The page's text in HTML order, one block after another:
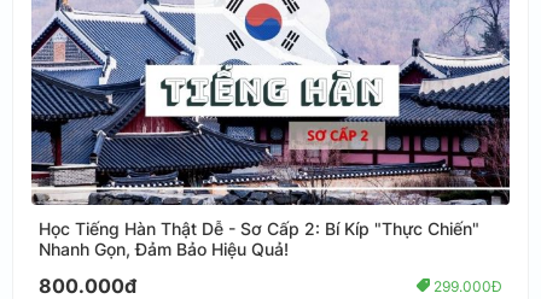
Học Tiếng Hàn Thật Dễ - Sơ Cấp 2: Bí Kíp "Thực Chiến"
Nhanh Gọn, Đảm Bảo Hiệu Quả!
800.000đ 299.000Đ